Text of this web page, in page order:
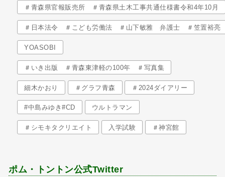
＃青森県官報販売所 ＃青森県土木工事共通仕様書令和4年10月
＃日本法令 ＃こども労働法 ＃山下敏雅 弁護士 ＃笠置裕亮
YOASOBI
＃いき出版 ＃青森東津軽の100年 ＃写真集
細木かおり ＃グラフ青森 ＃2024ダイアリー
#中島みゆき#CD ウルトラマン
＃シモキタクリエイト 入学試験 ＃神宮館
ポム・トントン公式Twitter